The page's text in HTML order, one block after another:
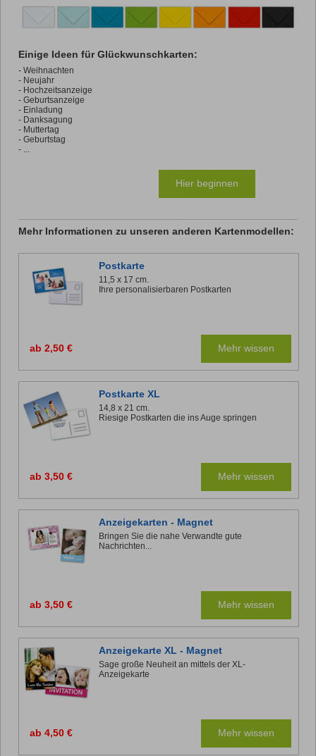
Einige Ideen für Glückwunschkarten:
- Weihnachten
- Neujahr
- Hochzeitsanzeige
- Geburtsanzeige
- Einladung
- Danksagung
- Muttertag
- Geburtstag
- ...
Hier beginnen
Mehr Informationen zu unseren anderen Kartenmodellen:
Postkarte
11,5 x 17 cm.
Ihre personalisierbaren Postkarten
ab 2,50 € Mehr wissen
Postkarte XL
14,8 x 21 cm.
Riesige Postkarten die ins Auge springen
ab 3,50 € Mehr wissen
Anzeigekarten - Magnet
Bringen Sie die nahe Verwandte gute
Nachrichten...
ab 3,50 € Mehr wissen
Anzeigekarte XL - Magnet
Sage große Neuheit an mittels der XL-
Anzeigekarte
ab 4,50 € Mehr wissen